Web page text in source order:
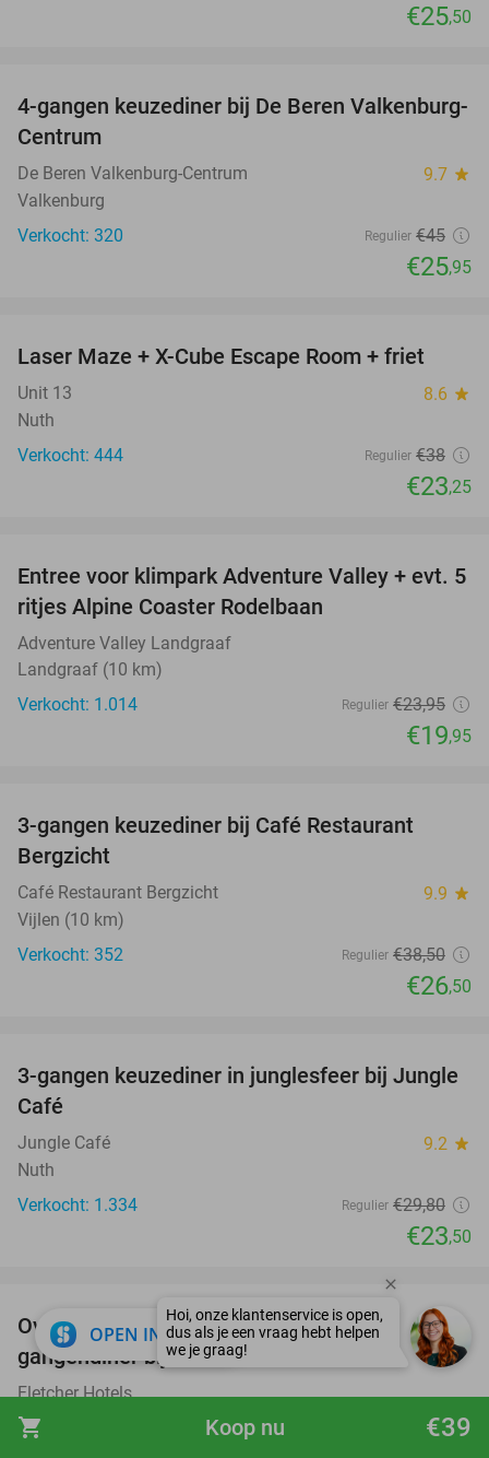
shopping_cart €39
Koop nu
€25,50
42%
4-gangen keuzediner bij De Beren Valkenburg-
Centrum
De Beren Valkenburg-Centrum 9.7 star
Valkenburg
Verkocht: 320
Regulier €45
€25,95
39%
Laser Maze + X-Cube Escape Room + friet
Unit 13 8.6 star
Nuth
Verkocht: 444
Regulier €38
€23,25
17%
Entree voor klimpark Adventure Valley + evt. 5
ritjes Alpine Coaster Rodelbaan
Adventure Valley Landgraaf
Landgraaf (10 km)
Verkocht: 1.014
Regulier €23,95
€19,95
3-gangen keuzediner bij Café Restaurant
Bergzicht
Café Restaurant Bergzicht 9.9 star
Vijlen (10 km)
Verkocht: 352
Regulier €38,50
€26,50
21%
3-gangen keuzediner in junglesfeer bij Jungle
Café
Jungle Café 9.2 star
Nuth
Verkocht: 1.334
Regulier €29,80
€23,50
Overnachting voor 2 + evt. ontbijt en 3-
gangendiner bij Fletcher Hotels
Fletcher Hotels
Valkenburg (+ meerdere locaties)
OPEN IN APP close